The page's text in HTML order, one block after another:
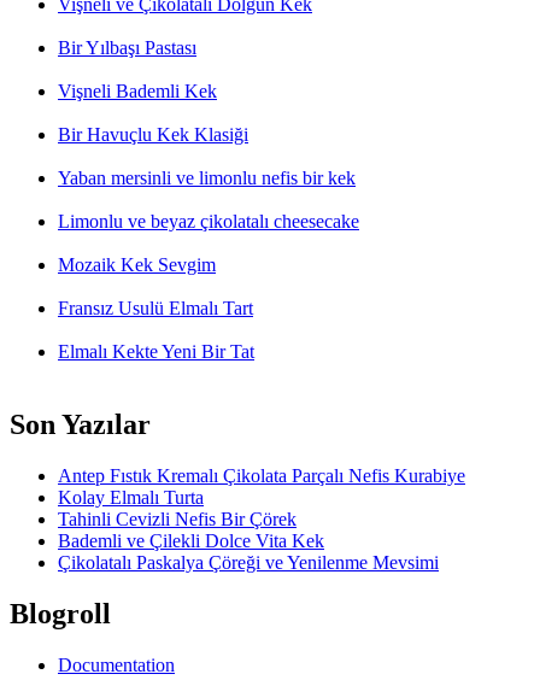
Vişneli ve Çikolatalı Dolgun Kek
Bir Yılbaşı Pastası
Vişneli Bademli Kek
Bir Havuçlu Kek Klasiği
Yaban mersinli ve limonlu nefis bir kek
Limonlu ve beyaz çikolatalı cheesecake
Mozaik Kek Sevgim
Fransız Usulü Elmalı Tart
Elmalı Kekte Yeni Bir Tat
Son Yazılar
Antep Fıstık Kremalı Çikolata Parçalı Nefis Kurabiye
Kolay Elmalı Turta
Tahinli Cevizli Nefis Bir Çörek
Bademli ve Çilekli Dolce Vita Kek
Çikolatalı Paskalya Çöreği ve Yenilenme Mevsimi
Blogroll
Documentation